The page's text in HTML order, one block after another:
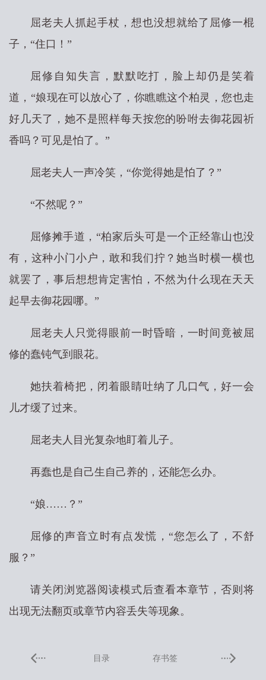
屈老夫人抓起手杖，想也没想就给了屈修一棍
子，“住口！”
屈修自知失言，默默吃打，脸上却仍是笑着
道，“娘现在可以放心了，你瞧瞧这个柏灵，您也走
好几天了，她不是照样每天按您的吩咐去御花园祈
香吗？可见是怕了。”
屈老夫人一声冷笑，“你觉得她是怕了？”
“不然呢？”
屈修摊手道，“柏家后头可是一个正经靠山也没
有，这种小门小户，敢和我们拧？她当时横一横也
就罢了，事后想想肯定害怕，不然为什么现在天天
起早去御花园哪。”
屈老夫人只觉得眼前一时昏暗，一时间竟被屈
修的蠢钝气到眼花。
她扶着椅把，闭着眼睛吐纳了几口气，好一会
儿才缓了过来。
屈老夫人目光复杂地盯着儿子。
再蠢也是自己生自己养的，还能怎么办。
“娘……？”
屈修的声音立时有点发慌，“您怎么了，不舒
服？”
请关闭浏览器阅读模式后查看本章节，否则将
出现无法翻页或章节内容丢失等现象。
目录 存书签